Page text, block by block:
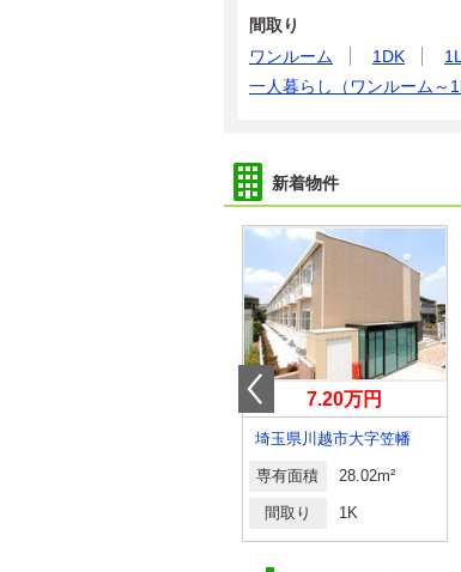
間取り
ワンルーム
1DK
一人暮らし（ワンルーム～
新着物件
7.20万円
埼玉県川越市大字笠幡
専有面積 28.02m²
間取り 1K